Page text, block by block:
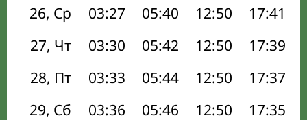
26, Ср
03:27 05:40 12:50 17:41
27, Чт
03:30 05:42 12:50 17:39
28, Пт
03:33 05:44 12:50 17:37
29, Сб
03:36 05:46 12:50 17:35